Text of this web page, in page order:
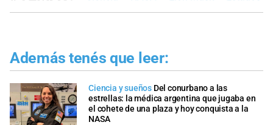
Además tenés que leer:
Ciencia y sueños Del conurbano a las
estrellas: la médica argentina que jugaba en
el cohete de una plaza y hoy conquista a la
NASA